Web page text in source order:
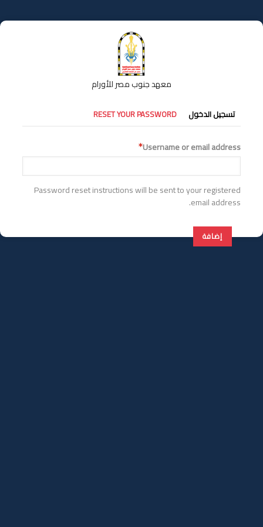
إلى
المحتوى
معهد جنوب مصر للأورام
التبويبات
الأساسية
تسجيل الدخول RESET YOUR PASSWORD
Username or email address
Password reset instructions will be sent to your registered
email address.